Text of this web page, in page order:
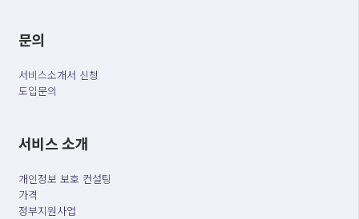
문의
서비스소개서 신청
도입문의
서비스 소개
개인정보 보호 컨설팅
가격
정부지원사업